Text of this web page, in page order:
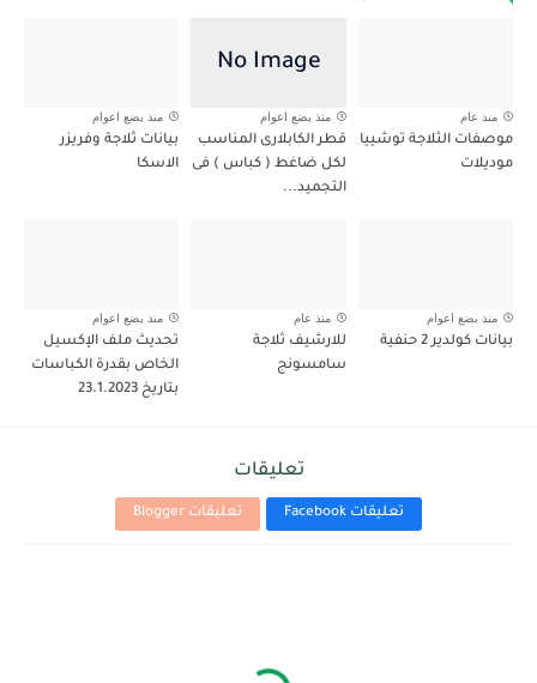
منذ عام
موصفات الثلاجة توشييا
موديلات
منذ بضع اعوام
قطر الكابلارى المناسب
لكل ضاغط ( كباس ) فى
التجميد...
منذ بضع اعوام
بيانات ثلاجة وفريزر
الاسكا
منذ بضع اعوام
بيانات كولدير 2 حنفية
منذ عام
للارشيف ثلاجة
سامسونج
منذ بضع اعوام
تحديث ملف الإكسيل
الخاص بقدرة الكباسات
بتاريخ 23.1.2023
تعليقات
تعليقات Facebook تعليقات Blogger